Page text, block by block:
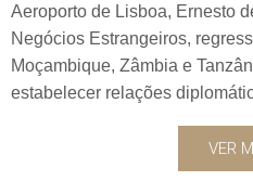
Aeroporto de Lisboa, Ernesto
Negócios Estrangeiros,
Moçambique, Zâmbia e
estabelecer relações
VER